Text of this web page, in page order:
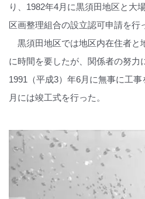
り、1982年4月に黒須田地区と大
区画整理組合の設立認可申請を行
黒須田地区では地区内在住者と
に時間を要したが、関係者の努力
1991（平成3）年6月に無事に工
月には竣工式を行った。